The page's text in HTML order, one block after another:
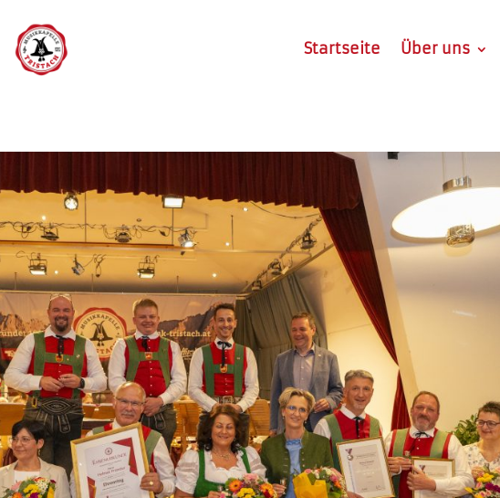
Startseite Über uns